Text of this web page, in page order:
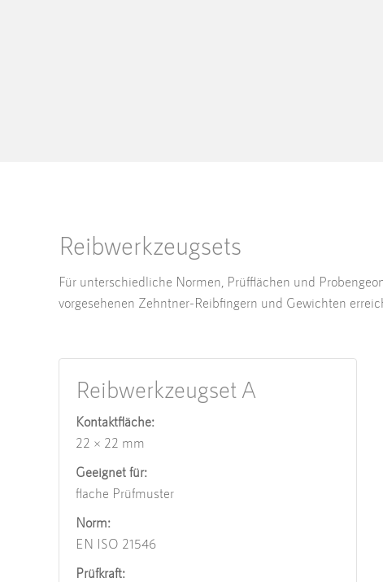
Reibwerkzeugsets
Für unterschiedliche Normen, Prüfflächen und
vorgesehenen Zehntner-Reibfingern und Gewichten
Reibwerkzeugset A
Kontaktfläche:
22 × 22 mm
Geeignet für:
flache Prüfmuster
Norm:
EN ISO 21546
Prüfkraft: